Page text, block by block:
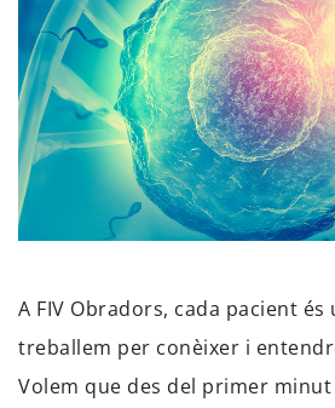
A FIV Obradors, cada pacient
treballem per conèixer i
Volem que des del primer